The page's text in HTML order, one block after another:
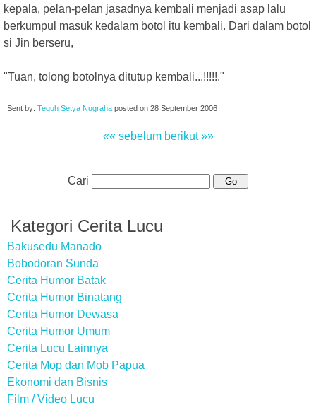
kepala, pelan-pelan jasadnya kembali menjadi asap lalu
berkumpul masuk kedalam botol itu kembali. Dari dalam botol
si Jin berseru,
"Tuan, tolong botolnya ditutup kembali...!!!!!."
Sent by: Teguh Setya Nugraha posted on 28 September 2006
«« sebelum berikut »»
Cari
Kategori Cerita Lucu
Bakusedu Manado
Bobodoran Sunda
Cerita Humor Batak
Cerita Humor Binatang
Cerita Humor Dewasa
Cerita Humor Umum
Cerita Lucu Lainnya
Cerita Mop dan Mob Papua
Ekonomi dan Bisnis
Film / Video Lucu